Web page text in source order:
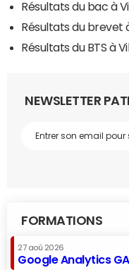
Résultats du bac à
Résultats du brevet
Résultats du BTS à
NEWSLETTER
FORMATIONS
27 aoû 2026
Google Analytics